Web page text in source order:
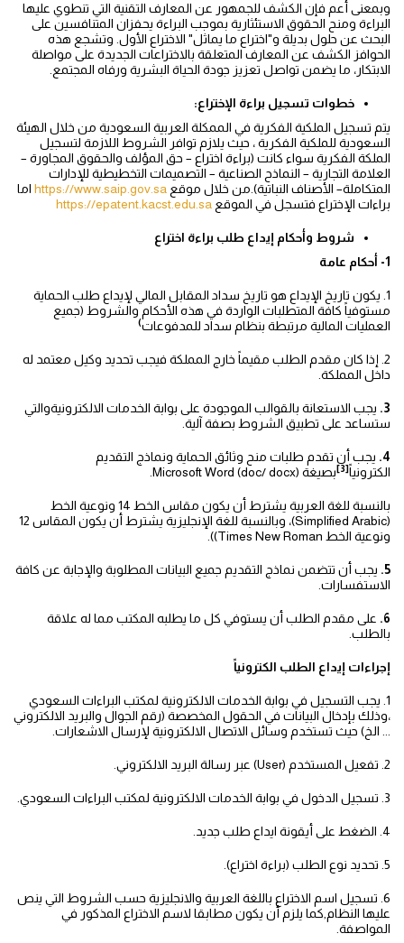
وبمعنى أعم فإن الكشف للجمهور عن المعارف التقنية التي تنطوي عليها
البراءة ومنح الحقوق الاستئثارية بموجب البراءة يحفزان المتنافسين على
البحث عن حلول بديلة و"اختراع ما يماثل" الاختراع الأول. وتشجع هذه
الحوافز الكشف عن المعارف المتعلقة بالاختراعات الجديدة على مواصلة
الابتكار، ما يضمن تواصل تعزيز جودة الحياة البشرية ورفاه المجتمع.
خطوات تسجيل براءة الإختراع:
يتم تسجيل الملكية الفكرية في الممكلة العربية السعودية من خلال الهيئة
السعودية للملكية الفكرية ، حيث يلازم توافر الشروط اللازمة لتسجيل
الملكة الفكرية سواء كانت (براءة اختراع – حق المؤلف والحقوق المجاورة –
العلامة التجارية – النماذح الصناعية – التصميمات التخطيطية للإدارات
المتكاملة– الأصناف النباتية).من خلال موقع https://www.saip.gov.sa اما
براءات الإختراع فتسجل في الموقع https://epatent.kacst.edu.sa
شروط وأحكام إيداع طلب براءة اختراع
1- أحكام عامة
1. يكون تاريخ الإيداع هو تاريخ سداد المقابل المالي لإيداع طلب الحماية
مستوفياً كافة المتطلبات الواردة في هذه الأحكام والشروط (جميع
العمليات المالية مرتبطة بنظام سداد للمدفوعات)
2. إذا كان مقدم الطلب مقيماً خارج المملكة فيجب تحديد وكيل معتمد له
داخل المملكة.
3. يجب الاستعانة بالقوالب الموجودة على بوابة الخدمات الالكترونيةوالتي
ستساعد على تطبيق الشروط بصفة آلية.
4. يجب أن تقدم طلبات منح وثائق الحماية ونماذج التقديم
الكترونياً[3] بصيغة (doc/ docx) Microsoft Word.
بالنسبة للغة العربية يشترط أن يكون مقاس الخط 14 ونوعية الخط
(Simplified Arabic)، وبالنسبة للغة الإنجليزية يشترط أن يكون المقاس 12
ونوعية الخط Times New Roman)).
5. يجب أن تتضمن نماذج التقديم جميع البيانات المطلوبة والإجابة عن كافة
الاستفسارات.
6.
على مقدم الطلب أن يستوفي كل ما يطلبه المكتب مما له علاقة
بالطلب.
إجراءات إيداع الطلب الكترونياً
1. يجب التسجيل في بوابة الخدمات الالكترونية لمكتب البراءات السعودي
،وذلك بإدخال البيانات في الحقول المخصصة (رقم الجوال والبريد الالكتروني
... الخ) حيث تستخدم وسائل الاتصال الالكترونية لإرسال الاشعارات.
2. تفعيل المستخدم (User) عبر رسالة البريد الالكتروني.
3. تسجيل الدخول في بوابة الخدمات الالكترونية لمكتب البراءات السعودي.
4. الضغط على أيقونة ايداع طلب جديد.
5. تحديد نوع الطلب (براءة اختراع).
6. تسجيل اسم الاختراع باللغة العربية والانجليزية حسب الشروط التي ينص
عليها النظام,كما يلزم أن يكون مطابقا لاسم الاختراع المذكور في
المواصفة.